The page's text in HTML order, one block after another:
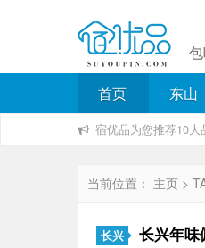
首页
东山
宿优品为您推荐10大
当前位置： 主页 >
长兴 长兴年味